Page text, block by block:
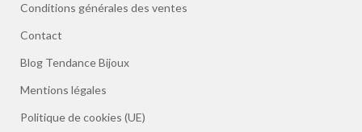
Conditions générales des ventes
Contact
Blog Tendance Bijoux
Mentions légales
Politique de cookies (UE)